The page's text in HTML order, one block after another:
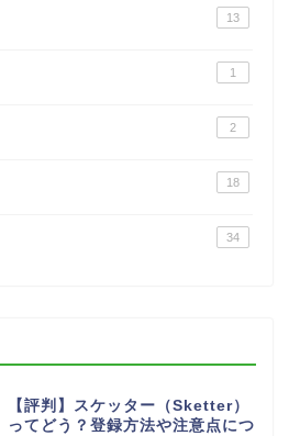
13
1
2
18
34
【評判】スケッター（Sketter）
ってどう？登録方法や注意点につ